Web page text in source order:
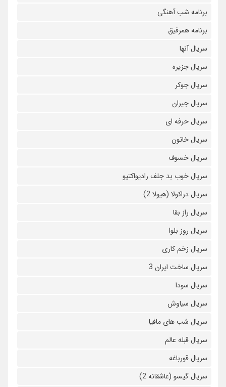
برنامه شب آهنگی
برنامه همرفیق
سریال آنها
سریال جزیره
سریال جوکر
سریال جیران
سریال حرفه ای
سریال خاتون
سریال خسوف
سریال خوب بد جلف رادیواکتیو
سریال دراکولا (هیولا 2)
سریال راز بقا
سریال روز بلوا
سریال زخم کاری
سریال ساخت ایران 3
سریال سودا
سریال سیاوش
سریال شب های مافیا
سریال قبله عالم
سریال قورباغه
سریال گیسو (عاشقانه 2)